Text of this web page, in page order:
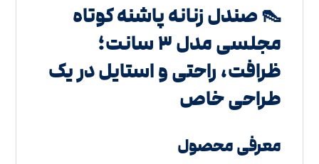
👠 صندل زنانه پاشنه کوتاه
مجلسی مدل ۳ سانت؛
ظرافت، راحتی و استایل در یک
طراحی خاص
معرفی محصول